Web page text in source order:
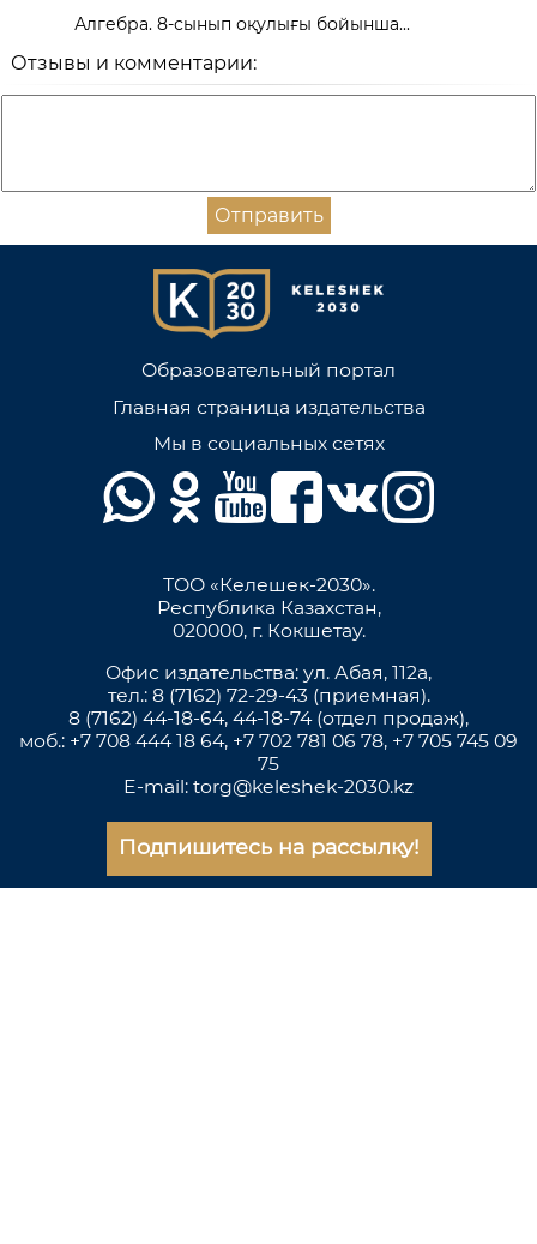
Алгебра. 8-сынып оқулығы бойынша...
Отзывы и комментарии:
Отправить
Образовательный портал
Главная страница издательства
Мы в социальных сетях
ТОО «Келешек-2030».
Республика Казахстан,
020000, г. Кокшетау.
Офис издательства: ул. Абая, 112а,
тел.: 8 (7162) 72-29-43 (приемная).
8 (7162) 44-18-64, 44-18-74 (отдел продаж),
моб.: +7 708 444 18 64, +7 702 781 06 78, +7 705 745 09
75
E-mail: torg@keleshek-2030.kz
Подпишитесь на рассылку!